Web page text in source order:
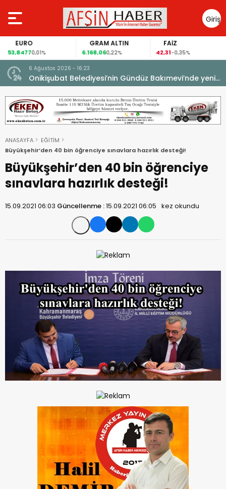
Giriş
Yap
EURO
53,84770,01%
GRAM ALTIN
6.168,060,22%
FAİZ
42,31-0,35%
6 Ağustos 2026 - 16:23
Onikişubat Belediyesi’nin Gündüz Bakımevi’nde yeni
dönemin ön kayıtları başladı.
ANASAYFA
EĞİTİM
Büyükşehir’den 40 bin öğrenciye sınavlara hazırlık desteği!
Büyükşehir’den 40 bin öğrenciye
sınavlara hazırlık desteği!
15.09.2021 06:03 Güncellenme :15.09.2021 06:05 kez okundu